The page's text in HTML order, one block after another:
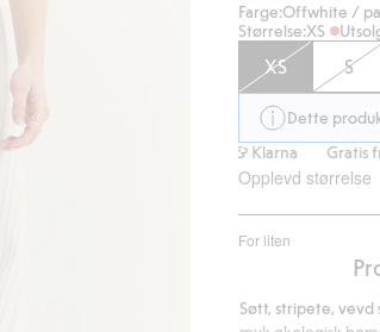
Farge:Offwhite /
Størrelse:XS
XS S
Dette
Enkel betaling med Vipps & Klarna Gratis
Opplevd størrelse
For liten
av
25
Søtt, stripete,